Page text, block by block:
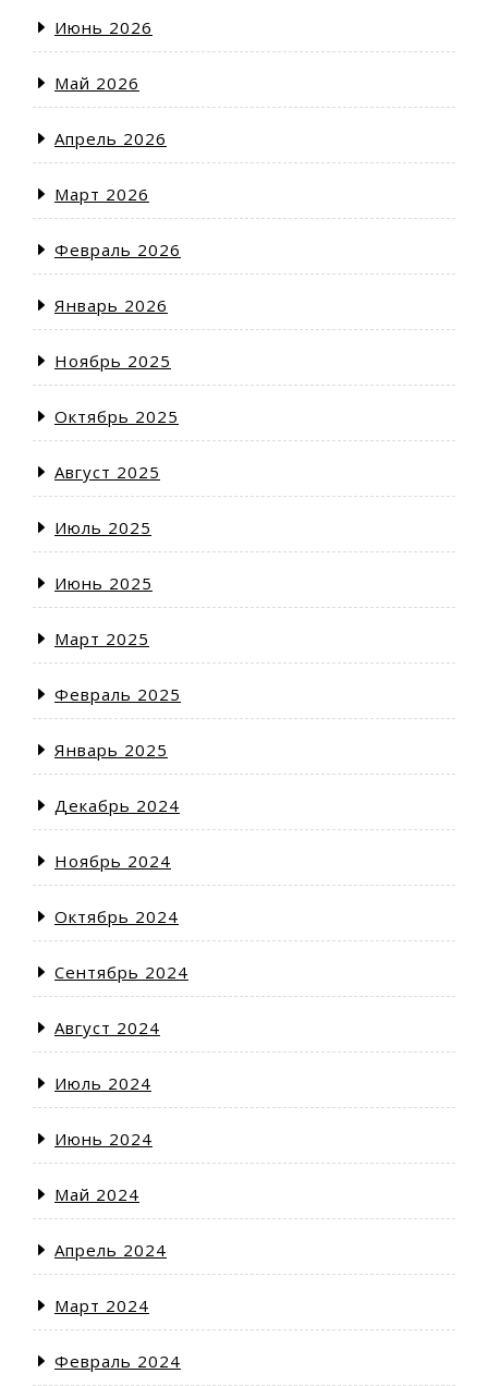
Июнь 2026
Май 2026
Апрель 2026
Март 2026
Февраль 2026
Январь 2026
Ноябрь 2025
Октябрь 2025
Август 2025
Июль 2025
Июнь 2025
Март 2025
Февраль 2025
Январь 2025
Декабрь 2024
Ноябрь 2024
Октябрь 2024
Сентябрь 2024
Август 2024
Июль 2024
Июнь 2024
Май 2024
Апрель 2024
Март 2024
Февраль 2024